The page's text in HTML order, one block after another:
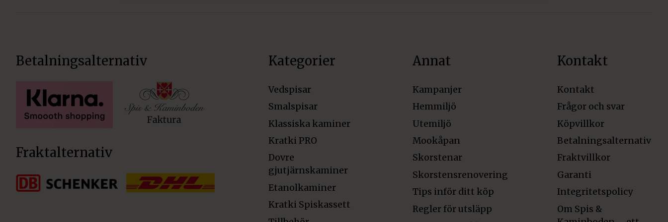
Betalningsalternativ
Fraktalternativ
Kategorier
Vedspisar
Smalspisar
Klassiska kaminer
Kratki PRO
Dovre
gjutjärnskaminer
Etanolkaminer
Kratki Spiskassett
Annat
Kampanjer
Hemmiljö
Utemiljö
Mookåpan
Skorstenar
Skorstensrenovering
Tips inför ditt köp
Regler för utsläpp
Kontakt
Kontakt
Frågor och svar
Köpvillkor
Betalningsalternativ
Fraktvillkor
Garanti
Integritetspolicy
Om Spis &